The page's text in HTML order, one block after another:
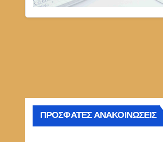
ΠΡΟΣΦΑΤΕΣ ΑΝΑΚΟΙΝΩΣΕΙΣ